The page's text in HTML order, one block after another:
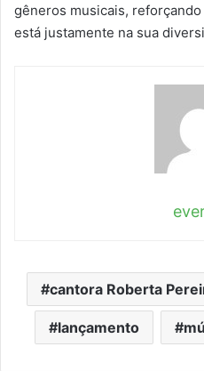
gêneros musicais,
está justamente na sua
cantora Roberta
lançamento